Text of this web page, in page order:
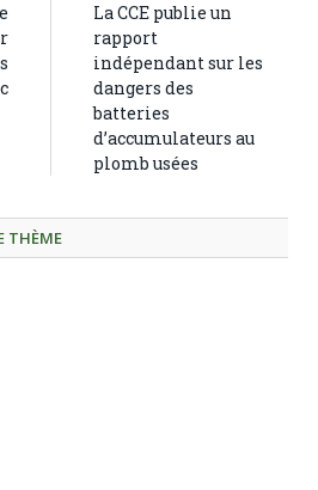
La CCE publie un
rapport
indépendant sur les
dangers des
batteries
d’accumulateurs au
plomb usées
THÈME